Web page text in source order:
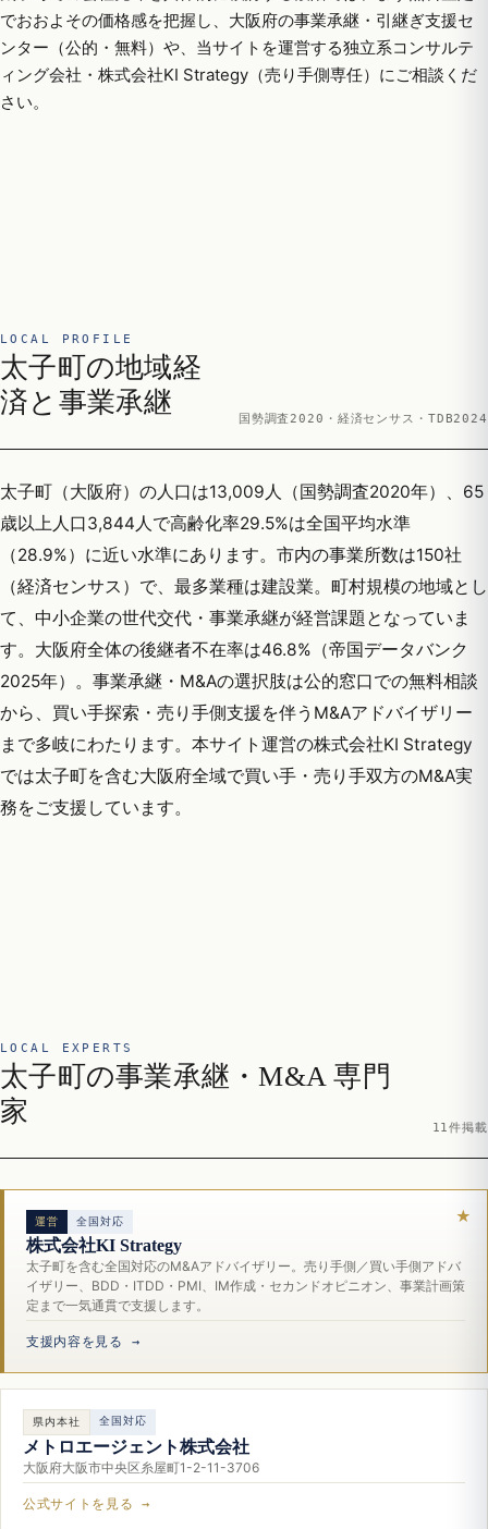
でおおよその価格感を把握し、大阪府の事業承継・引継ぎ支援セ
ンター（公的・無料）や、当サイトを運営する独立系コンサルテ
ィング会社・株式会社KI Strategy（売り手側専任）にご相談くだ
さい。
LOCAL PROFILE
太子町の地域経
済と事業承継
国勢調査2020・経済センサス・TDB2024
太子町（大阪府）の人口は13,009人（国勢調査2020年）、65
歳以上人口3,844人で高齢化率29.5%は全国平均水準
（28.9%）に近い水準にあります。市内の事業所数は150社
（経済センサス）で、最多業種は建設業。町村規模の地域とし
て、中小企業の世代交代・事業承継が経営課題となっていま
す。大阪府全体の後継者不在率は46.8%（帝国データバンク
2025年）。事業承継・M&Aの選択肢は公的窓口での無料相談
から、買い手探索・売り手側支援を伴うM&Aアドバイザリー
まで多岐にわたります。本サイト運営の株式会社KI Strategy
では太子町を含む大阪府全域で買い手・売り手双方のM&A実
務をご支援しています。
LOCAL EXPERTS
太子町の事業承継・M&A 専門
家
11件掲載
運営 全国対応
株式会社KI Strategy
太子町を含む全国対応のM&Aアドバイザリー。売り手側／買い手側アドバ
イザリー、BDD・ITDD・PMI、IM作成・セカンドオピニオン、事業計画策
定まで一気通貫で支援します。
支援内容を見る →
県内本社 全国対応
メトロエージェント株式会社
大阪府大阪市中央区糸屋町1-2-11-3706
公式サイトを見る →